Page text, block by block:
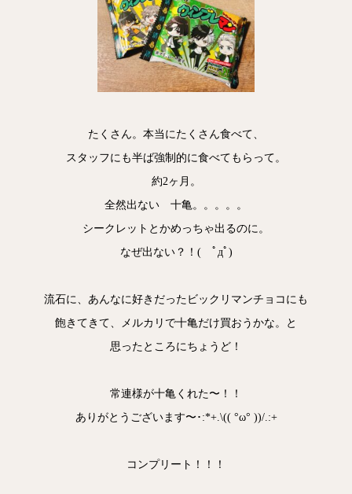
たくさん。本当にたくさん食べて、
スタッフにも半ば強制的に食べてもらって。
約2ヶ月。
全然出ない 十亀。。。。。
シークレットとかめっちゃ出るのに。
なぜ出ない？！( ﾟдﾟ)
流石に、あんなに好きだったビックリマンチョコにも
飽きてきて、メルカリで十亀だけ買おうかな。と
思ったところにちょうど！
常連様が十亀くれた〜！！
ありがとうございます〜･:*+.\(( °ω° ))/.:+
コンプリート！！！